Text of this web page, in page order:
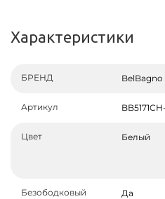
Характеристики
БРЕНД BelBagno
Артикул
Цвет Белый
Безободковый
Да